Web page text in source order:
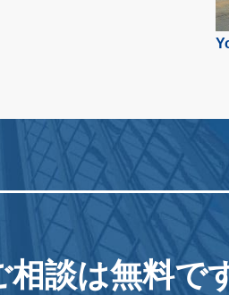
相談は無料で